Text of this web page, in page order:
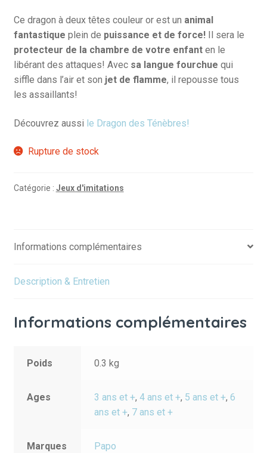
Ce dragon à deux têtes couleur or est un animal
fantastique plein de puissance et de force!Il sera le
protecteur de la chambre de votre enfanten le
libérant des attaques! Avecsa langue fourchue qui
siffle dans l’air et son jet de flamme, il repousse tous
les assaillants!
Découvrez aussi le Dragon des Ténèbres!
Rupture de stock
Catégorie : Jeux d'imitations
Informations complémentaires
Description & Entretien
Informations complémentaires
Poids 0.3 kg
Ages 3 ans et +,4 ans et +, 5 ans et +,6
ans et +, 7 ans et +
Marques Papo